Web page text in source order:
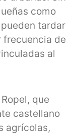
como
tardar
frecuencia de
al
que
castellano
agrícolas,